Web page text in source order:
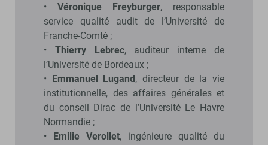
• Véronique Freyburger, responsable
service qualité audit de l’Université de
Franche-Comté ;
• Thierry Lebrec, auditeur interne de
l’Université de Bordeaux ;
• Emmanuel Lugand, directeur de la vie
institutionnelle, des affaires générales et
du conseil Dirac de l’Université Le Havre
Normandie ;
• Emilie Verollet, ingénieure qualité du